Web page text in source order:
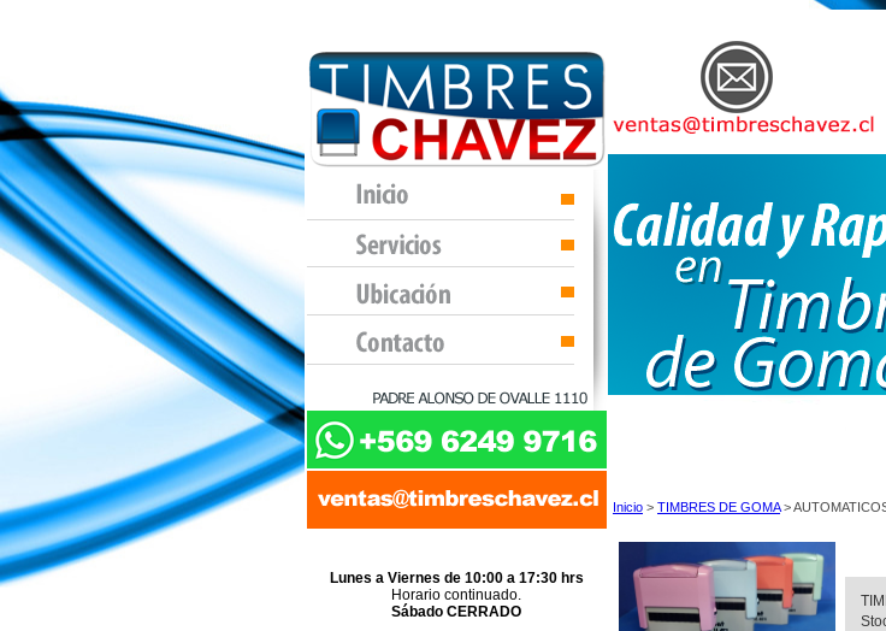
Lunes a Viernes de 10:00 a 17:30 hrs
Horario continuado.
Sábado CERRADO
Inicio > TIMBRES DE GOMA>